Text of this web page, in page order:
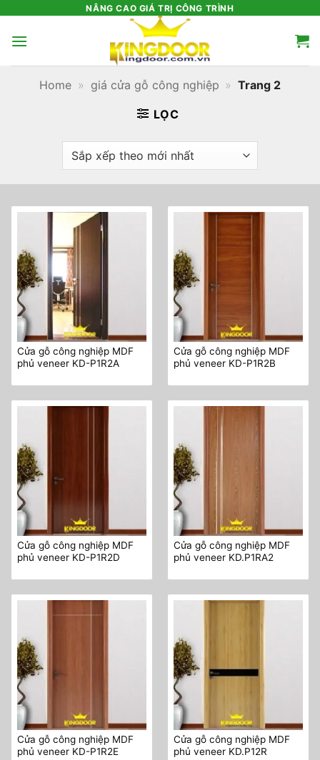
nội
NÂNG CAO GIÁ TRỊ CÔNG TRÌNH
Home » giá cửa gỗ công nghiệp » Trang 2
LỌC
Cửa gỗ công nghiệp MDF
phủ veneer KD-P1R2A
Cửa gỗ công nghiệp MDF
phủ veneer KD-P1R2B
Cửa gỗ công nghiệp MDF
phủ veneer KD-P1R2D
Cửa gỗ công nghiệp MDF
phủ veneer KD.P1RA2
Cửa gỗ công nghiệp MDF
phủ veneer KD-P1R2E
Cửa gỗ công nghiệp MDF
phủ veneer KD.P12R